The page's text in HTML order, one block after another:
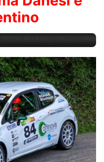
11 Luglio 2023